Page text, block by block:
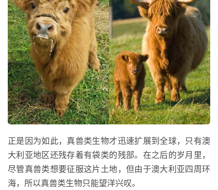
正是因为如此，真兽类生物才迅速扩展到全球，只有澳
大利亚地区还残存着有袋类的残部。在之后的岁月里，
尽管真兽类想要征服这片土地，但由于澳大利亚四周环
海，所以真兽类生物只能望洋兴叹。